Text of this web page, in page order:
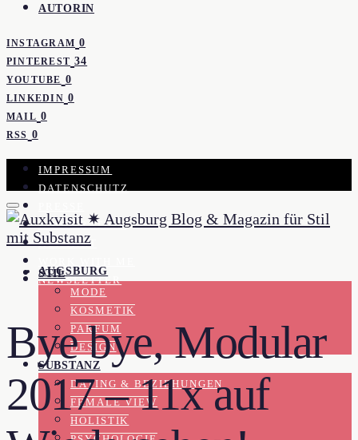
AUTORIN
INSTAGRAM 0
PINTEREST 34
YOUTUBE 0
LINKEDIN 0
MAIL 0
RSS 0
IMPRESSUM
DATENSCHUTZ
KOOPERATION
KONTAKT
NEWSLETTER
STIL
MODE
KOSMETIK
PARFUM
DESIGN
SUBSTANZ
DATING & BEZIEHUNGEN
FEMALE VIEW
HOLISTIK
AUGSBURG
Bye bye, Modular
2017 – 11x auf